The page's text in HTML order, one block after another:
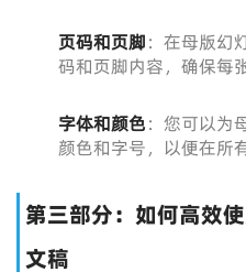
页码和页脚：在母版幻
码和页脚内容，确保每
字体和颜色：您可以为
颜色和字号，以便在所
第三部分：如何高效
文稿